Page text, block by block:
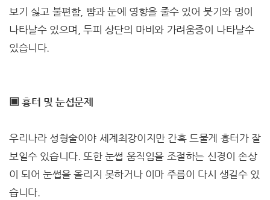
보기 싫고 불편함, 뺨과 눈에 영향을 줄수 있어 붓기와 멍이
나타날수 있으며, 두피 상단의 마비와 가려움증이 나타날수
있습니다.
▣ 흉터 및 눈섭문제
우리나라 성형술이야 세계최강이지만 간혹 드물게 흉터가 잘
보일수 있습니다. 또한 눈썹 움직임을 조절하는 신경이 손상
이 되어 눈썹을 올리지 못하거나 이마 주름이 다시 생길수 있
습니다.